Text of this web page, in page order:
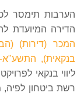
הערבות תימסר
הדירה המיועדת
המכר (דירות)
בנקאית), התשע"א-
ליווי בנקאי
רשת ביטחון לפיה,